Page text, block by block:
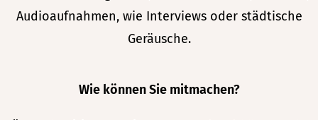
Audioaufnahmen, wie Interviews oder städtische
Geräusche.
Wie können Sie mitmachen?